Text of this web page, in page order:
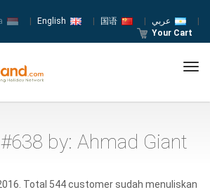
English 国语
Your Cart
by: Ahmad Giant
Total 544 customer sudah menuliskan